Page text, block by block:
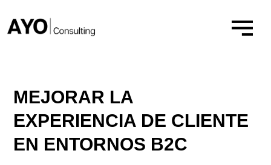
contenido
MEJORAR LA
EXPERIENCIA DE CLIENTE
EN ENTORNOS B2C